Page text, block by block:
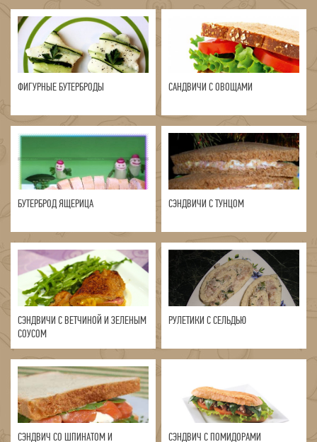
ФИГУРНЫЕ БУТЕРБРОДЫ САНДВИЧИ С ОВОЩАМИ
БУТЕРБРОД ЯЩЕРИЦА СЭНДВИЧИ С ТУНЦОМ
СЭНДВИЧИ С ВЕТЧИНОЙ И ЗЕЛЕНЫМ
СОУСОМ
РУЛЕТИКИ С СЕЛЬДЬЮ
СЭНДВИЧ СО ШПИНАТОМ И СЭНДВИЧ С ПОМИДОРАМИ